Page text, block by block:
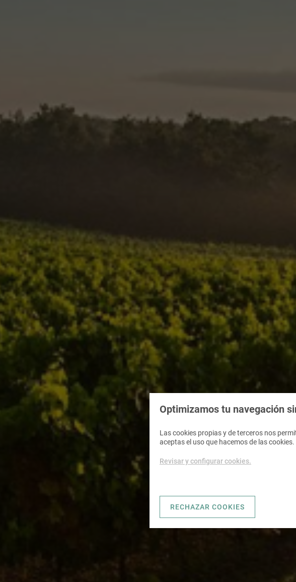
Optimizamos tu navegación
Las cookies propias y de terceros nos
aceptas el uso que hacemos de las cookies.
Revisar y configurar cookies.
RECHAZAR COOKIES